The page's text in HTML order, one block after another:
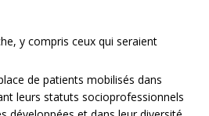
y compris ceux qui seraient
de patients mobilisés dans
leurs statuts socioprofessionnels